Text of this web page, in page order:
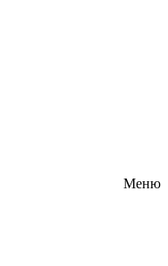
Меню